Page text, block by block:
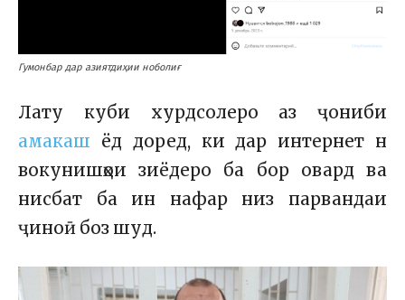
Гумонбар дар азиятдиҳии ноболиғ
Лату куби хурдсолеро аз ҷониби
амакаш ёд доред, ки дар интернет н
вокунишҳои зиёдеро ба бор овард ва
нисбат ба ин нафар низ парвандаи
ҷиноӣ боз шуд.